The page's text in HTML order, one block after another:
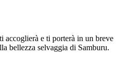
accoglierà e ti porterà in un breve
bellezza selvaggia di Samburu.